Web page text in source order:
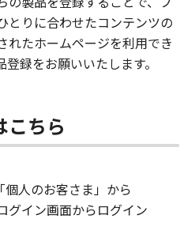
とりに合わせたコンテンツの
れたホームページを利用でき
録をお願いいたします。
こちら
人のお客さま」から
グイン画面からログイン